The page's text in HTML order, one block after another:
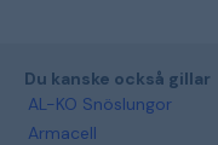
Du kanske också gillar
AL-KO Snöslungor
Armacell